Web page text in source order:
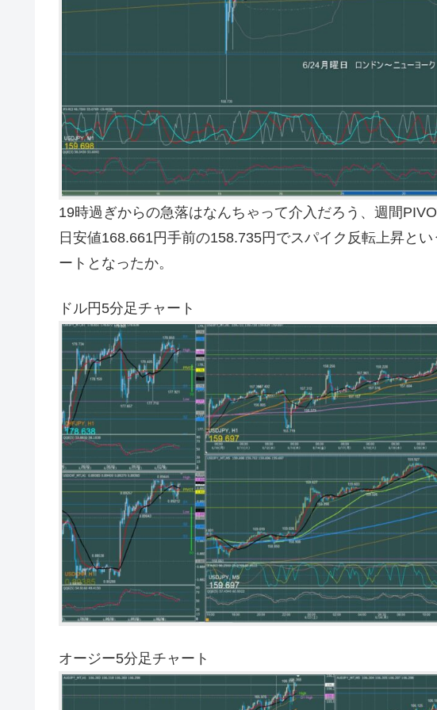
19時過ぎからの急落はなんちゃって介入だろう、週間
日安値168.661円手前の158.735円でスパイク反転上昇と
ートとなったか。
ドル円5分足チャート
オージー5分足チャート